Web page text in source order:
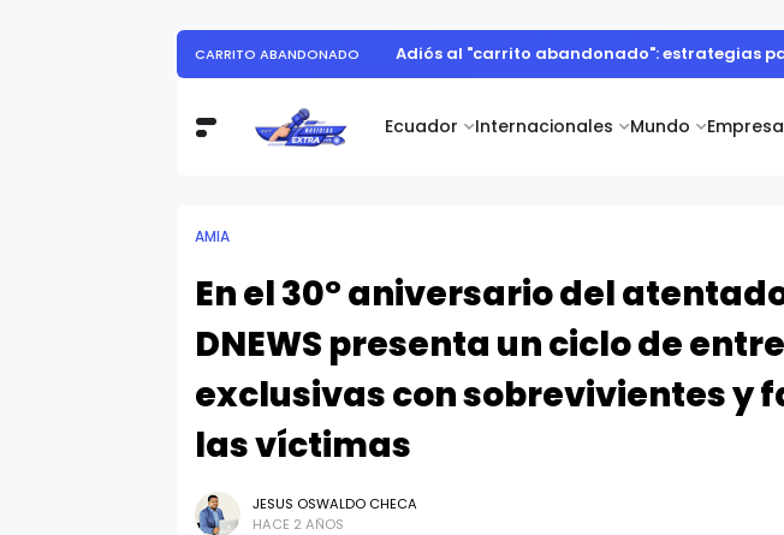
Ecuador Internacionales Mundo
CARRITO ABANDONADO Adiós al "carrito abandonado": estrategias
AMIA
En el 30° aniversario del
DNEWS presenta un ciclo de
exclusivas con sobrevivientes y
las víctimas
JESUS OSWALDO CHECA
HACE 2 AÑOS